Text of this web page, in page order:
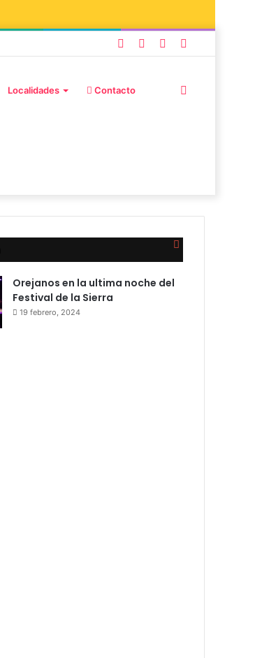
Localidades Contacto
Orejanos en la ultima noche del
Festival de la Sierra
19 febrero, 2024